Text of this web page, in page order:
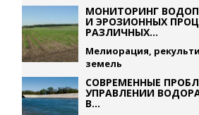
МОНИТОРИНГ
И ЭРОЗИОННЫХ
РАЗЛИЧНЫХ...
Мелиорация,
земель
СОВРЕМЕННЫЕ
УПРАВЛЕНИИ
В...